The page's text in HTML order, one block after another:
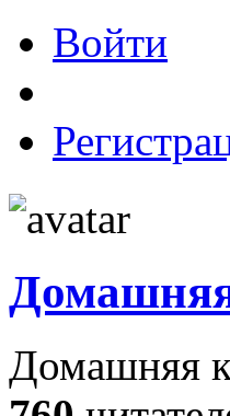
Войти
Домашняя